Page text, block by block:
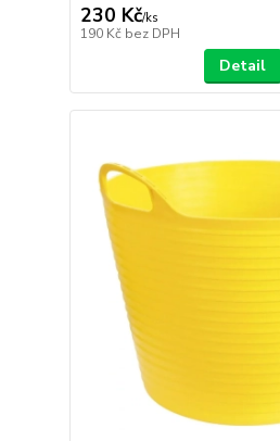
230 Kč/ks
190 Kč bez DPH
Detail